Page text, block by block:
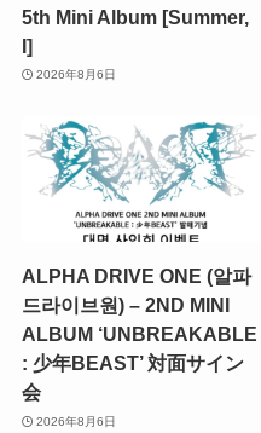
5th Mini Album [Summer,
I]
2026年8月6日
ALPHA DRIVE ONE (알파
드라이브원) – 2ND MINI
ALBUM ‘UNBREAKABLE
: 少年BEAST’ 対面サイン
会
2026年8月6日